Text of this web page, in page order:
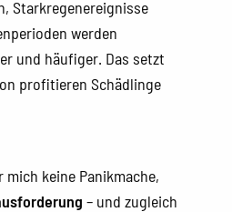
Starkregenereignisse
werden
und häufiger. Das setzt
profitieren Schädlinge
mich keine Panikmache,
– und zugleich